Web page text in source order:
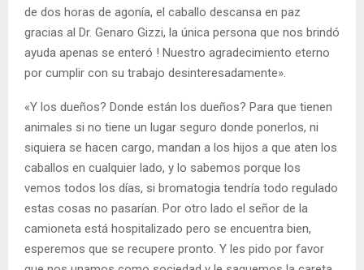
de dos horas de agonía, el caballo descansa en paz
gracias al Dr. Genaro Gizzi, la única persona que nos brindó
ayuda apenas se enteró ! Nuestro agradecimiento eterno
por cumplir con su trabajo desinteresadamente».
«Y los dueños? Donde están los dueños? Para que tienen
animales si no tiene un lugar seguro donde ponerlos, ni
siquiera se hacen cargo, mandan a los hijos a que aten los
caballos en cualquier lado, y lo sabemos porque los
vemos todos los días, si bromatogia tendría todo regulado
estas cosas no pasarían. Por otro lado el señor de la
camioneta está hospitalizado pero se encuentra bien,
esperemos que se recupere pronto. Y les pido por favor